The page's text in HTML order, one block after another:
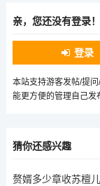
亲，您还没有登录！
登录
本站支持游客发帖/提
能更方便的管理自己发
猜你还感兴趣
赘婿多少章收苏檀儿